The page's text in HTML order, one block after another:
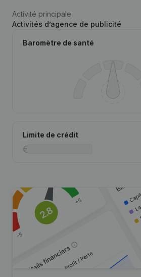
Activité principale
Activités d’agence de publicité
Baromètre de santé
Limite de crédit